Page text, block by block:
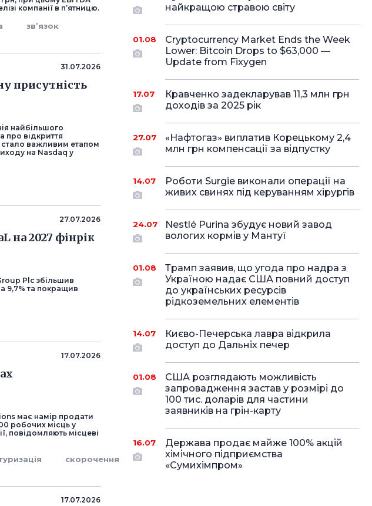
компанії в п’ятницю.
зв’язок
31.07.2026
присутність
найбільшого
про відкриття
важливим етапом
на Nasdaq у
27.07.2026
на 2027 фінрік
Plc збільшив
9,7% та покращив
17.07.2026
має намір продати
робочих місць у
повідомляють місцеві
скорочення
17.07.2026
найкращою стравою світу
01.08
Cryptocurrency Market Ends the Week
Lower: Bitcoin Drops to $63,000 —
Update from Fixygen
17.07
Кравченко задекларував 11,3 млн грн
доходів за 2025 рік
27.07
«Нафтогаз» виплатив Корецькому 2,4
млн грн компенсації за відпустку
14.07
Роботи Surgie виконали операції на
живих свинях під керуванням хірургів
24.07
Nestlé Purina збудує новий завод
вологих кормів у Мантуї
01.08
Трамп заявив, що угода про надра з
Україною надає США повний доступ
до українських ресурсів
рідкоземельних елементів
14.07
Києво-Печерська лавра відкрила
доступ до Дальніх печер
01.08
США розглядають можливість
запровадження застав у розмірі до
100 тис. доларів для частини
заявників на грін-карту
16.07
Держава продає майже 100% акцій
хімічного підприємства
«Сумихімпром»